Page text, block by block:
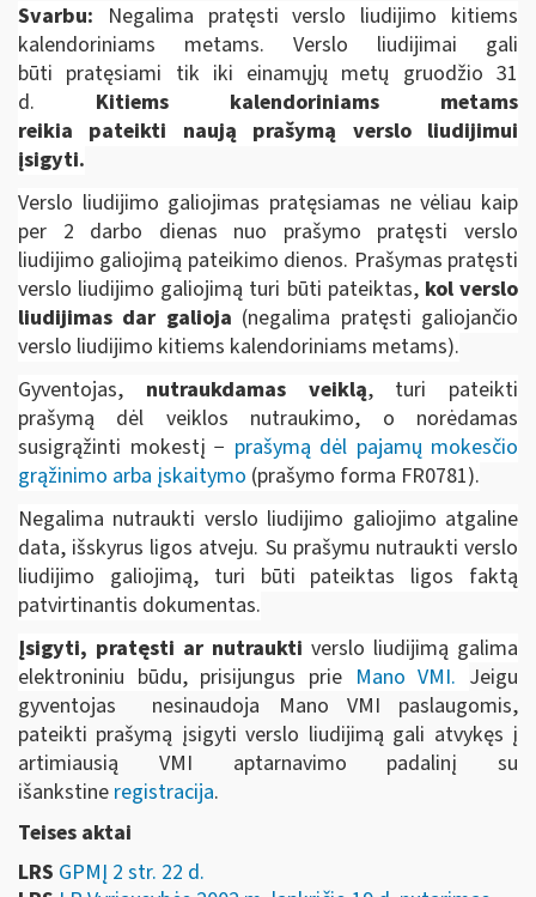
Svarbu: Negalima pratęsti verslo liudijimo kitiems
kalendoriniams metams. Verslo liudijimai gali
būti pratęsiami tik iki einamųjų metų gruodžio 31
d. Kitiems kalendoriniams metams
reikia pateikti naują prašymą verslo liudijimui
įsigyti.
Verslo liudijimo galiojimas pratęsiamas ne vėliau kaip
per 2 darbo dienas nuo prašymo pratęsti verslo
liudijimo galiojimą pateikimo dienos. Prašymas pratęsti
verslo liudijimo galiojimą turi būti pateiktas, kol verslo
liudijimas dar galioja (negalima pratęsti galiojančio
verslo liudijimo kitiems kalendoriniams metams).
Gyventojas, nutraukdamas veiklą, turi pateikti
prašymą dėl veiklos nutraukimo, o norėdamas
susigrąžinti mokestį − prašymą dėl pajamų mokesčio
grąžinimo arba įskaitymo (prašymo forma FR0781).
Negalima nutraukti verslo liudijimo galiojimo atgaline
data, išskyrus ligos atveju. Su prašymu nutraukti verslo
liudijimo galiojimą, turi būti pateiktas ligos faktą
patvirtinantis dokumentas.
Įsigyti, pratęsti ar nutraukti verslo liudijimą galima
elektroniniu būdu, prisijungus prie Mano VMI. Jeigu
gyventojas nesinaudoja Mano VMI paslaugomis,
pateikti prašymą įsigyti verslo liudijimą gali atvykęs į
artimiausią VMI aptarnavimo padalinį su
išankstine registracija.
Teises aktai
LRS GPMĮ 2 str. 22 d.